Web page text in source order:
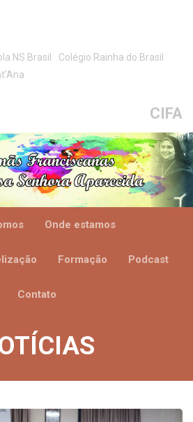
NS Brasil
Colégio Rainha do Brasil
CIFA
Onde estamos
Formação Podcast
Contato